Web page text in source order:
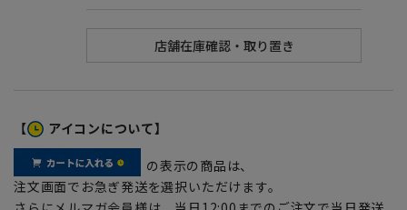
【 アイコンについて】
の表示の商品は、
注文画面でお急ぎ発送を選択いただけます。